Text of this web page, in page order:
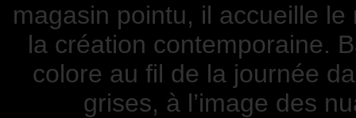
magasin pointu, il accueille
la création contemporaine.
colore au fil de la journée
grises, à l’image des